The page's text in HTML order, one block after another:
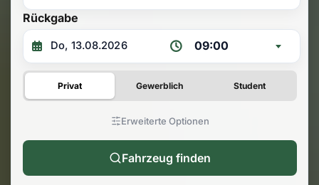
Rückgabe
09:00
Privat Gewerblich Student
Erweiterte Optionen
Fahrzeug finden